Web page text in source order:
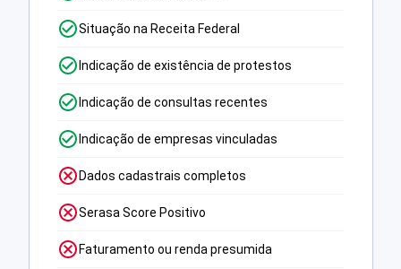
Situação na Receita Federal
Indicação de existência de protestos
Indicação de consultas recentes
Indicação de empresas vinculadas
Dados cadastrais completos
Serasa Score Positivo
Faturamento ou renda presumida